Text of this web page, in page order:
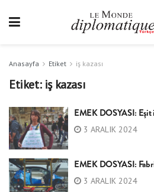
Anasayfa Etiket iş kazası
Etiket: iş kazası
EMEK DOSYASI: Eşit
3 ARALIK 2024
EMEK DOSYASI:
3 ARALIK 2024